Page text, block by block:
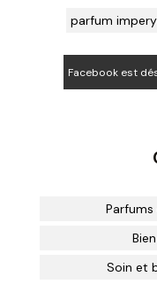
parfum
Facebook est
Parfums
Soin et